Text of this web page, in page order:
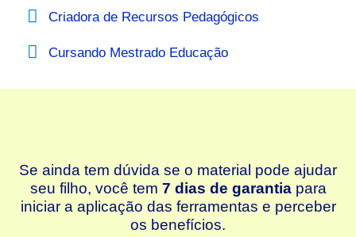
Criadora de Recursos Pedagógicos
Cursando Mestrado Educação
Se ainda tem dúvida se o material pode ajudar
seu filho, você tem 7 dias de garantiapara
iniciar a aplicação das ferramentas e perceber
os benefícios.